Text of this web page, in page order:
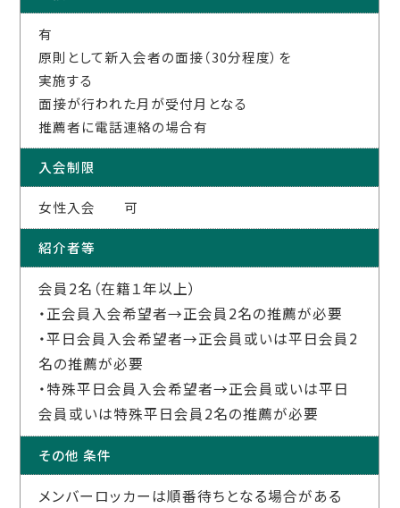
有
原則として新入会者の面接（30分程度）を
実施する
面接が行われた月が受付月となる
推薦者に電話連絡の場合有
入会制限
女性入会 可
紹介者等
会員2名（在籍１年以上）
・正会員入会希望者→正会員2名の推薦が必要
・平日会員入会希望者→正会員或いは平日会員2
名の推薦が必要
・特殊平日会員入会希望者→正会員或いは平日
会員或いは特殊平日会員2名の推薦が必要
その他 条件
メンバーロッカーは順番待ちとなる場合がある